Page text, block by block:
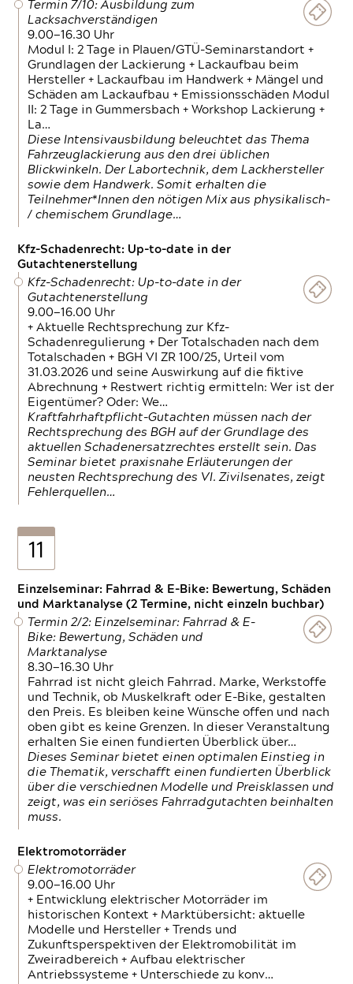
Termin 7/10: Ausbildung zum
Lacksachverständigen
9.00—16.30 Uhr
Modul I: 2 Tage in Plauen/GTÜ-Seminarstandort +
Grundlagen der Lackierung + Lackaufbau beim
Hersteller + Lackaufbau im Handwerk + Mängel und
Schäden am Lackaufbau + Emissionsschäden Modul
II: 2 Tage in Gummersbach + Workshop Lackierung +
La…
Diese Intensivausbildung beleuchtet das Thema
Fahrzeuglackierung aus den drei üblichen
Blickwinkeln. Der Labortechnik, dem Lackhersteller
sowie dem Handwerk. Somit erhalten die
Teilnehmer*Innen den nötigen Mix aus physikalisch-
/ chemischem Grundlage…
Kfz-Schadenrecht: Up-to-date in der
Gutachtenerstellung
Kfz-Schadenrecht: Up-to-date in der
Gutachtenerstellung
9.00—16.00 Uhr
+ Aktuelle Rechtsprechung zur Kfz-
Schadenregulierung + Der Totalschaden nach dem
Totalschaden + BGH VI ZR 100/25, Urteil vom
31.03.2026 und seine Auswirkung auf die fiktive
Abrechnung + Restwert richtig ermitteln: Wer ist der
Eigentümer? Oder: We…
Kraftfahrhaftpflicht-Gutachten müssen nach der
Rechtsprechung des BGH auf der Grundlage des
aktuellen Schadenersatzrechtes erstellt sein. Das
Seminar bietet praxisnahe Erläuterungen der
neusten Rechtsprechung des VI. Zivilsenates, zeigt
Fehlerquellen…
11
Einzelseminar: Fahrrad & E-Bike: Bewertung, Schäden
und Marktanalyse (2 Termine, nicht einzeln buchbar)
Termin 2/2: Einzelseminar: Fahrrad & E-
Bike: Bewertung, Schäden und
Marktanalyse
8.30—16.30 Uhr
Fahrrad ist nicht gleich Fahrrad. Marke, Werkstoffe
und Technik, ob Muskelkraft oder E-Bike, gestalten
den Preis. Es bleiben keine Wünsche offen und nach
oben gibt es keine Grenzen. In dieser Veranstaltung
erhalten Sie einen fundierten Überblick über…
Dieses Seminar bietet einen optimalen Einstieg in
die Thematik, verschafft einen fundierten Überblick
über die verschiednen Modelle und Preisklassen und
zeigt, was ein seriöses Fahrradgutachten beinhalten
muss.
Elektromotorräder
Elektromotorräder
9.00—16.00 Uhr
+ Entwicklung elektrischer Motorräder im
historischen Kontext + Marktübersicht: aktuelle
Modelle und Hersteller + Trends und
Zukunftsperspektiven der Elektromobilität im
Zweiradbereich + Aufbau elektrischer
Antriebssysteme + Unterschiede zu konv…